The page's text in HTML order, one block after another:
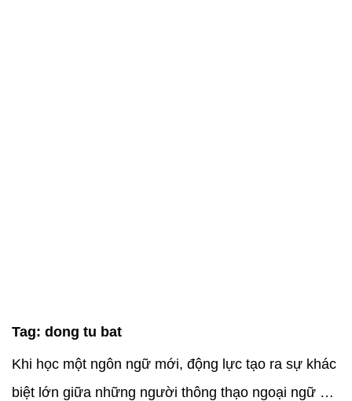
Tag: dong tu bat
Khi học một ngôn ngữ mới, động lực tạo ra sự khác
biệt lớn giữa những người thông thạo ngoại ngữ với